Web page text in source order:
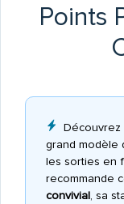
Points
Découvrez
grand modèle
les sorties en
recommande
convivial, sa